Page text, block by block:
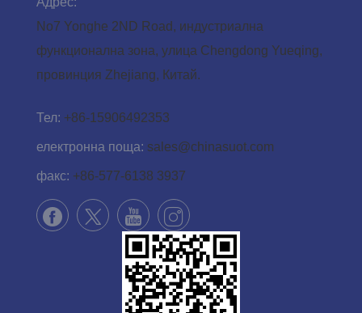
No7 Yonghe 2ND Road, индустриална
функционална зона, улица Chengdong Yueqing,
провинция Zhejiang, Китай.
Тел: +86-15906492353
електронна поща: sales@chinasuot.com
факс: +86-577-6138 3937